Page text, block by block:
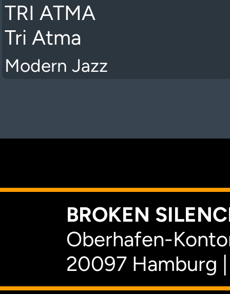
TRI ATMA
Tri Atma
Modern Jazz
BROKEN
Oberhafen-
20097 Hamburg